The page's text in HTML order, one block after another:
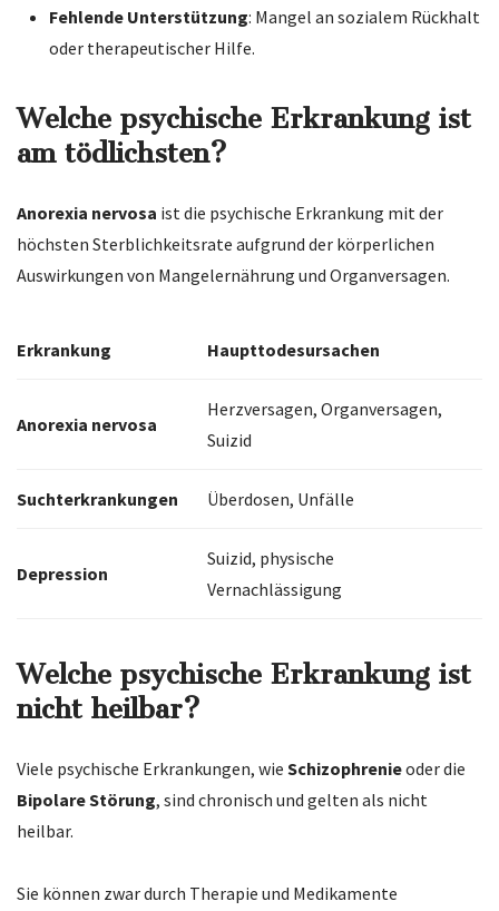
Fehlende Unterstützung: Mangel an sozialem Rückhalt
oder therapeutischer Hilfe.
Welche psychische Erkrankung ist
am tödlichsten?
Anorexia nervosa ist die psychische Erkrankung mit der
höchsten Sterblichkeitsrate aufgrund der körperlichen
Auswirkungen von Mangelernährung und Organversagen.
Erkrankung Haupttodesursachen
Anorexia nervosa
Herzversagen, Organversagen,
Suizid
Suchterkrankungen Überdosen, Unfälle
Depression
Suizid, physische
Vernachlässigung
Welche psychische Erkrankung ist
nicht heilbar?
Viele psychische Erkrankungen, wie Schizophrenieoder die
Bipolare Störung, sind chronisch und gelten als nicht
heilbar.
Sie können zwar durch Therapie und Medikamente